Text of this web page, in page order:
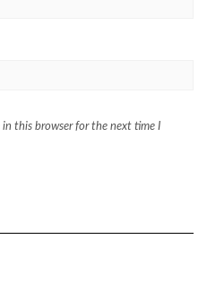
this browser for the next time I